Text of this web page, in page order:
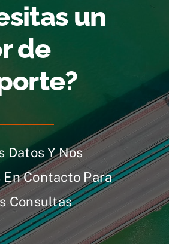
un
de
Datos Y Nos
En Contacto Para
Consultas